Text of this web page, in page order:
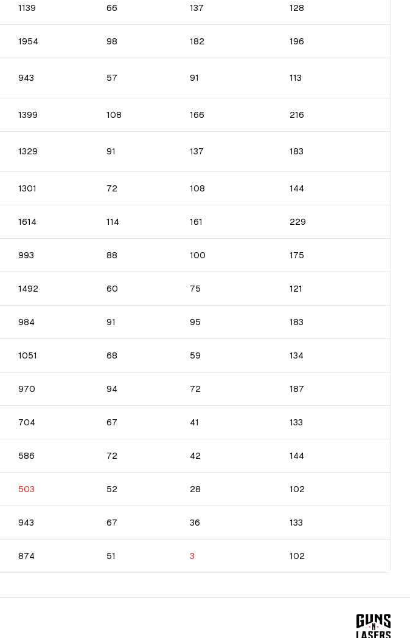
1139 66 137 128
1954 98 182 196
943 57 91 113
1399 108 166 216
1329 91 137 183
1301 72 108 144
1614 114 161 229
993 88 100 175
1492 60 75 121
984 91 95 183
1051 68 59 134
970 94 72 187
704 67 41 133
586 72 42 144
503 52 28 102
943 67 36 133
874 51 3 102